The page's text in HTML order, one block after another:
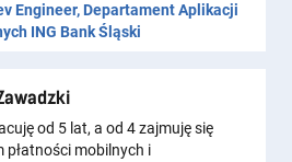
Engineer, Departament Aplikacji
ING Bank Śląski
od 5 lat, a od 4 zajmuję się
płatności mobilnych i